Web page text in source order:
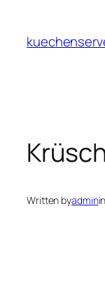
content
Written byadminin